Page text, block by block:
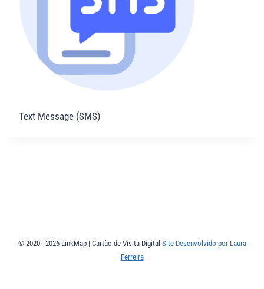
Text Message (SMS)
© 2020 - 2026 LinkMap | Cartão de Visita Digital Site Desenvolvido por Laura
Ferreira